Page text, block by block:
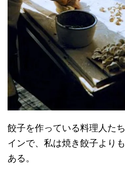
餃子を作っている料理人た
インで、私は焼き餃子より
ある。